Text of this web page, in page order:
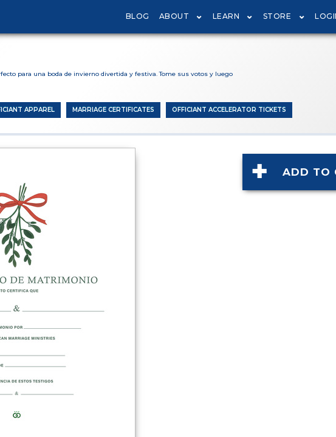
BLOG ABOUT LEARN STORE
para una boda de invierno divertida y festiva. Tome sus votos y luego
APPAREL MARRIAGE CERTIFICATES OFFICIANT ACCELERATOR TICKETS
ADD TO